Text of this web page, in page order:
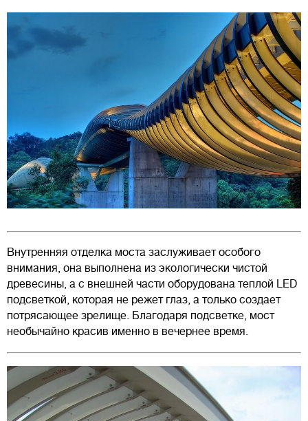
Внутренняя отделка моста заслуживает особого
внимания, она выполнена из экологически чистой
древесины, а с внешней части оборудована теплой LED
подсветкой, которая не режет глаз, а только создает
потрясающее зрелище. Благодаря подсветке, мост
необычайно красив именно в вечернее время.